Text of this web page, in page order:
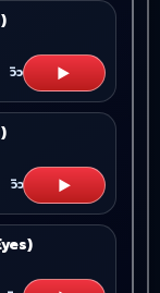
วิว ▶
วิว ▶